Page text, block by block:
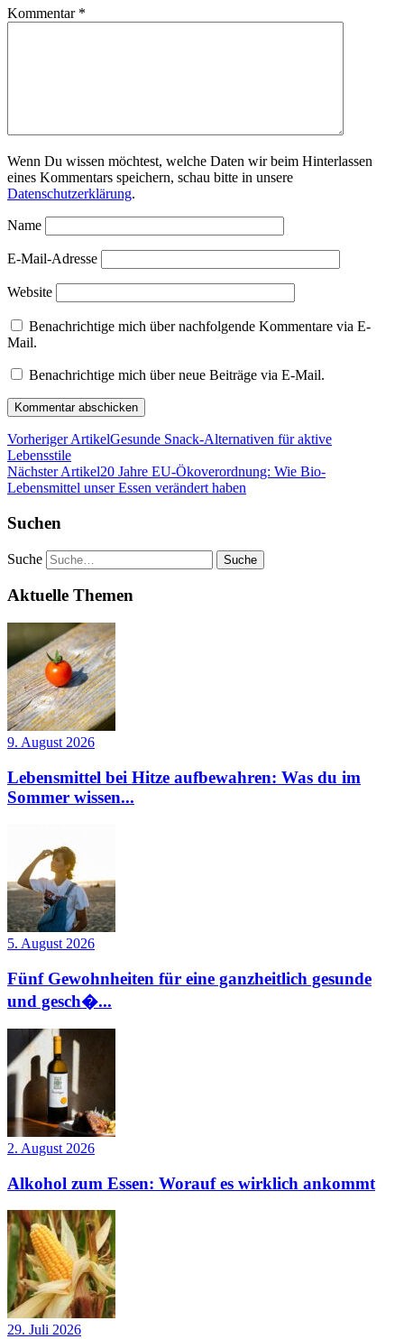
Kommentar *
Wenn Du wissen möchtest, welche Daten wir beim Hinterlassen
eines Kommentars speichern, schau bitte in unsere
Datenschutzerklärung.
Name
E-Mail-Adresse
Website
Benachrichtige mich über nachfolgende Kommentare via E-
Mail.
Benachrichtige mich über neue Beiträge via E-Mail.
Vorheriger ArtikelGesunde Snack-Alternativen für aktive
Lebensstile
Nächster Artikel20 Jahre EU-Ökoverordnung: Wie Bio-
Lebensmittel unser Essen verändert haben
Suchen
Suche
Aktuelle Themen
9. August 2026
Lebensmittel bei Hitze aufbewahren: Was du im
Sommer wissen...
5. August 2026
Fünf Gewohnheiten für eine ganzheitlich gesunde
und gesch�...
2. August 2026
Alkohol zum Essen: Worauf es wirklich ankommt
29. Juli 2026